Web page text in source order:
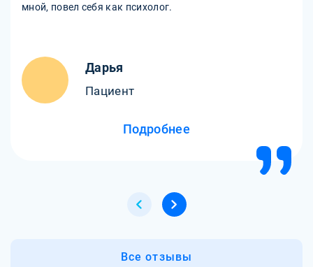
мной, повел себя как психолог.
Дарья
Пациент
Подробнее
Все отзывы